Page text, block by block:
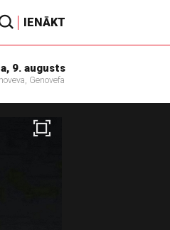
IENĀKT
9. augusts
Genovefa